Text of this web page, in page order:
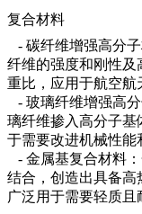
复合材料
- 碳纤维增强高分
纤维的强度和刚性及
重比，应用于航空航
- 玻璃纤维增强高
璃纤维掺入高分子基
于需要改进机械性能
- 金属基复合材料
结合，创造出具备高
广泛用于需要轻质且